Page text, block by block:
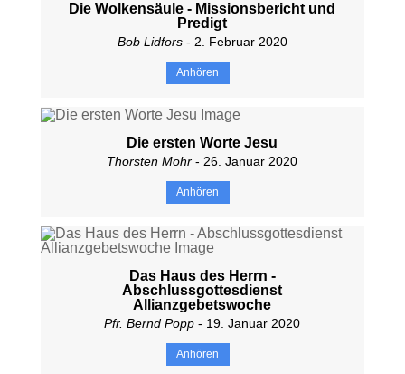
Die Wolkensäule - Missionsbericht und
Predigt
Bob Lidfors- 2. Februar 2020
Anhören
Die ersten Worte Jesu
Thorsten Mohr - 26. Januar 2020
Anhören
Das Haus des Herrn -
Abschlussgottesdienst
Allianzgebetswoche
Pfr. Bernd Popp - 19. Januar 2020
Anhören